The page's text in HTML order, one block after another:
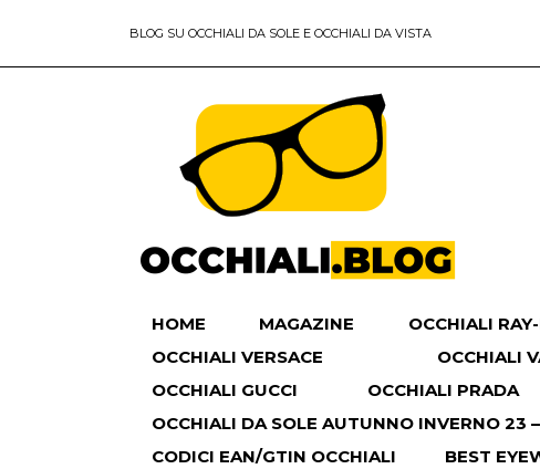
BLOG SU OCCHIALI DA SOLE E OCCHIALI DA VISTA
HOME MAGAZINE OCCHIALI
OCCHIALI VERSACE
OCCHIALI
OCCHIALI GUCCI
OCCHIALI PRADA
OCCHIALI DA SOLE AUTUNNO INVERNO 23
CODICI EAN/GTIN OCCHIALI
BEST